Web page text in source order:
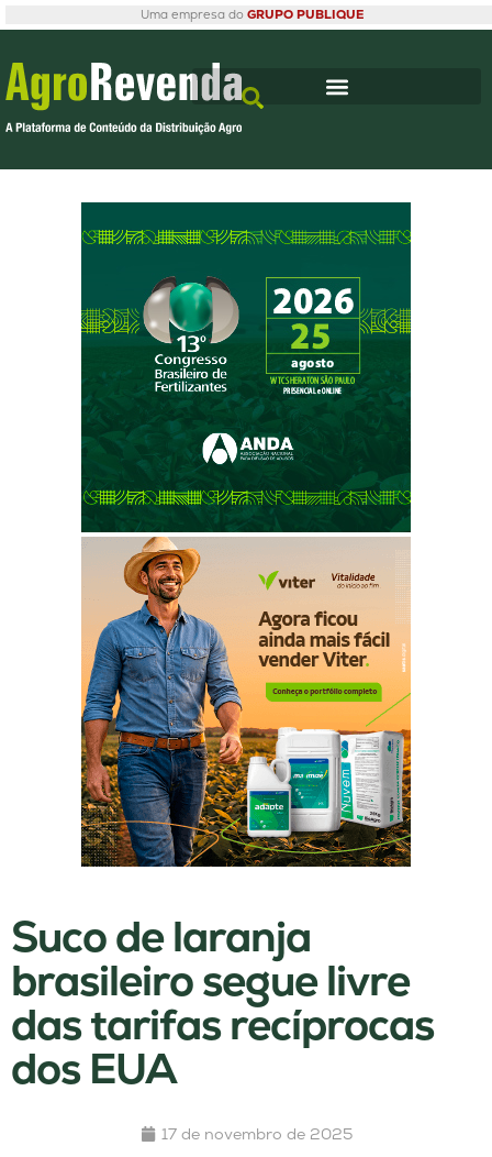
Uma empresa do GRUPO PUBLIQUE
Suco de laranja
brasileiro segue livre
das tarifas recíprocas
dos EUA
17 de novembro de 2025